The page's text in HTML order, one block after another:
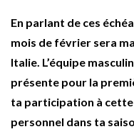
En parlant de ces
mois de février sera
Italie. L’équipe
présente pour la
ta participation à
personnel dans ta